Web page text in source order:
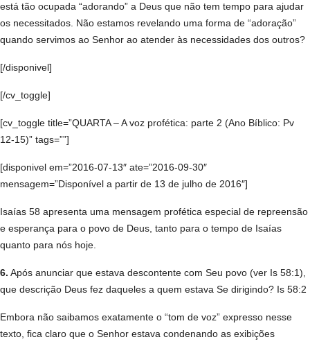
está tão ocupada “adorando” a Deus que não tem tempo para ajudar
os necessitados. Não estamos revelando uma forma de “adoração”
quando servimos ao Senhor ao atender às necessidades dos outros?
[/disponivel]
[/cv_toggle]
[cv_toggle title=”QUARTA – A voz profética: parte 2 (Ano Bíblico: Pv
12-15)” tags=””]
[disponivel em=”2016-07-13″ ate=”2016-09-30″
mensagem=”Disponível a partir de 13 de julho de 2016″]
Isaías 58 apresenta uma mensagem profética especial de repreensão
e esperança para o povo de Deus, tanto para o tempo de Isaías
quanto para nós hoje.
6. Após anunciar que estava descontente com Seu povo (ver Is 58:1),
que descrição Deus fez daqueles a quem estava Se dirigindo? Is 58:2
Embora não saibamos exatamente o “tom de voz” expresso nesse
texto, fica claro que o Senhor estava condenando as exibições